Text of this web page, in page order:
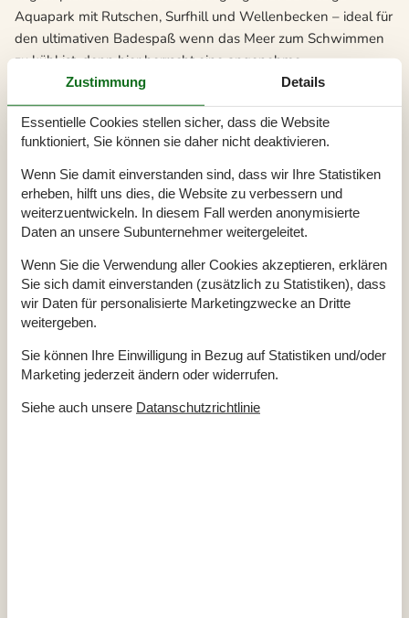
Aquapark mit Rutschen, Surfhill und Wellenbecken – ideal für
den ultimativen Badespaß wenn das Meer zum Schwimmen
zu kühl ist, denn hier herrscht eine angenehme
Wassertemperatur von 27° C.
Nordjütland hat aber auch attraktive Sehenswürdigkeiten, die
man sich während eines Aufenthaltes in der Gegend nicht
und das ist bei Kindern meistens der Fall, kann an
verschiedenen Orten Überreste ihrer Ringburgen besichtigen.
Besonders beeindruckend sind die Stätten bei Fyrkat und in
Høje befindet sich ein alter Bestattungsplatz aus der Zeit.
Wenn der Nachwuchs lieber Ritter und Prinzessin spielt als
Wickie, kann eines der vielen Schlösser in der Region
Jahrhundert beispielsweise gehört zu den schönsten
Renaissancebauten Dänemarks und präsentiert im Rahmen
von Führungen diverse Ausstellungen von altem Porzellan,
Zustimmung Details
Essentielle Cookies stellen sicher, dass die Website
funktioniert, Sie können sie daher nicht deaktivieren.
Wenn Sie damit einverstanden sind, dass wir Ihre Statistiken
erheben, hilft uns dies, die Website zu verbessern und
weiterzuentwickeln. In diesem Fall werden anonymisierte
Daten an unsere Subunternehmer weitergeleitet.
Wenn Sie die Verwendung aller Cookies akzeptieren, erklären
Sie sich damit einverstanden (zusätzlich zu Statistiken), dass
wir Daten für personalisierte Marketingzwecke an Dritte
weitergeben.
Sie können Ihre Einwilligung in Bezug auf Statistiken und/oder
Marketing jederzeit ändern oder widerrufen.
Siehe auch unsere Datanschutzrichtlinie